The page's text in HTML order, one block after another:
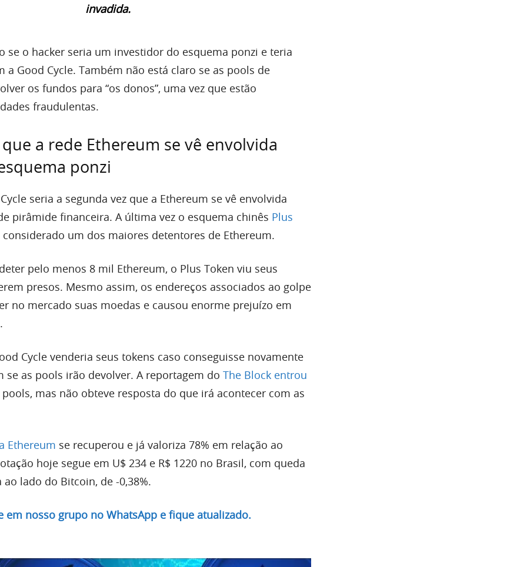
invadida.
se o hacker seria um investidor do esquema ponzi e teria
a Good Cycle. Também não está claro se as pools de
os fundos para “os donos”, uma vez que estão
fraudulentas.
a rede Ethereum se vê envolvida
ponzi
seria a segunda vez que a Ethereum se vê envolvida
pirâmide financeira. A última vez o esquema chinês Plus
considerado um dos maiores detentores de Ethereum.
pelo menos 8 mil Ethereum, o Plus Token viu seus
presos. Mesmo assim, os endereços associados ao golpe
no mercado suas moedas e causou enorme prejuízo em
Cycle venderia seus tokens caso conseguisse novamente
se as pools irão devolver. A reportagem do The Block entrou
mas não obteve resposta do que irá acontecer com as
Ethereum se recuperou e já valoriza 78% em relação ao
hoje segue em U$ 234 e R$ 1220 no Brasil, com queda
lado do Bitcoin, de -0,38%.
em nosso grupo no WhatsApp e fique atualizado.